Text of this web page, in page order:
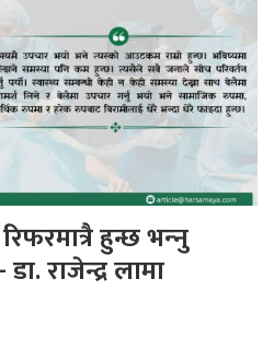
हुन्छ भन्‍नु
राजेन्द्र लामा